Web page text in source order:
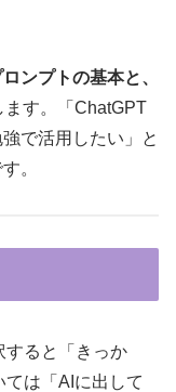
ンプトの基本と、
ます。「ChatGPT
で活用したい」と
。
すると「きっか
は「AIに出して